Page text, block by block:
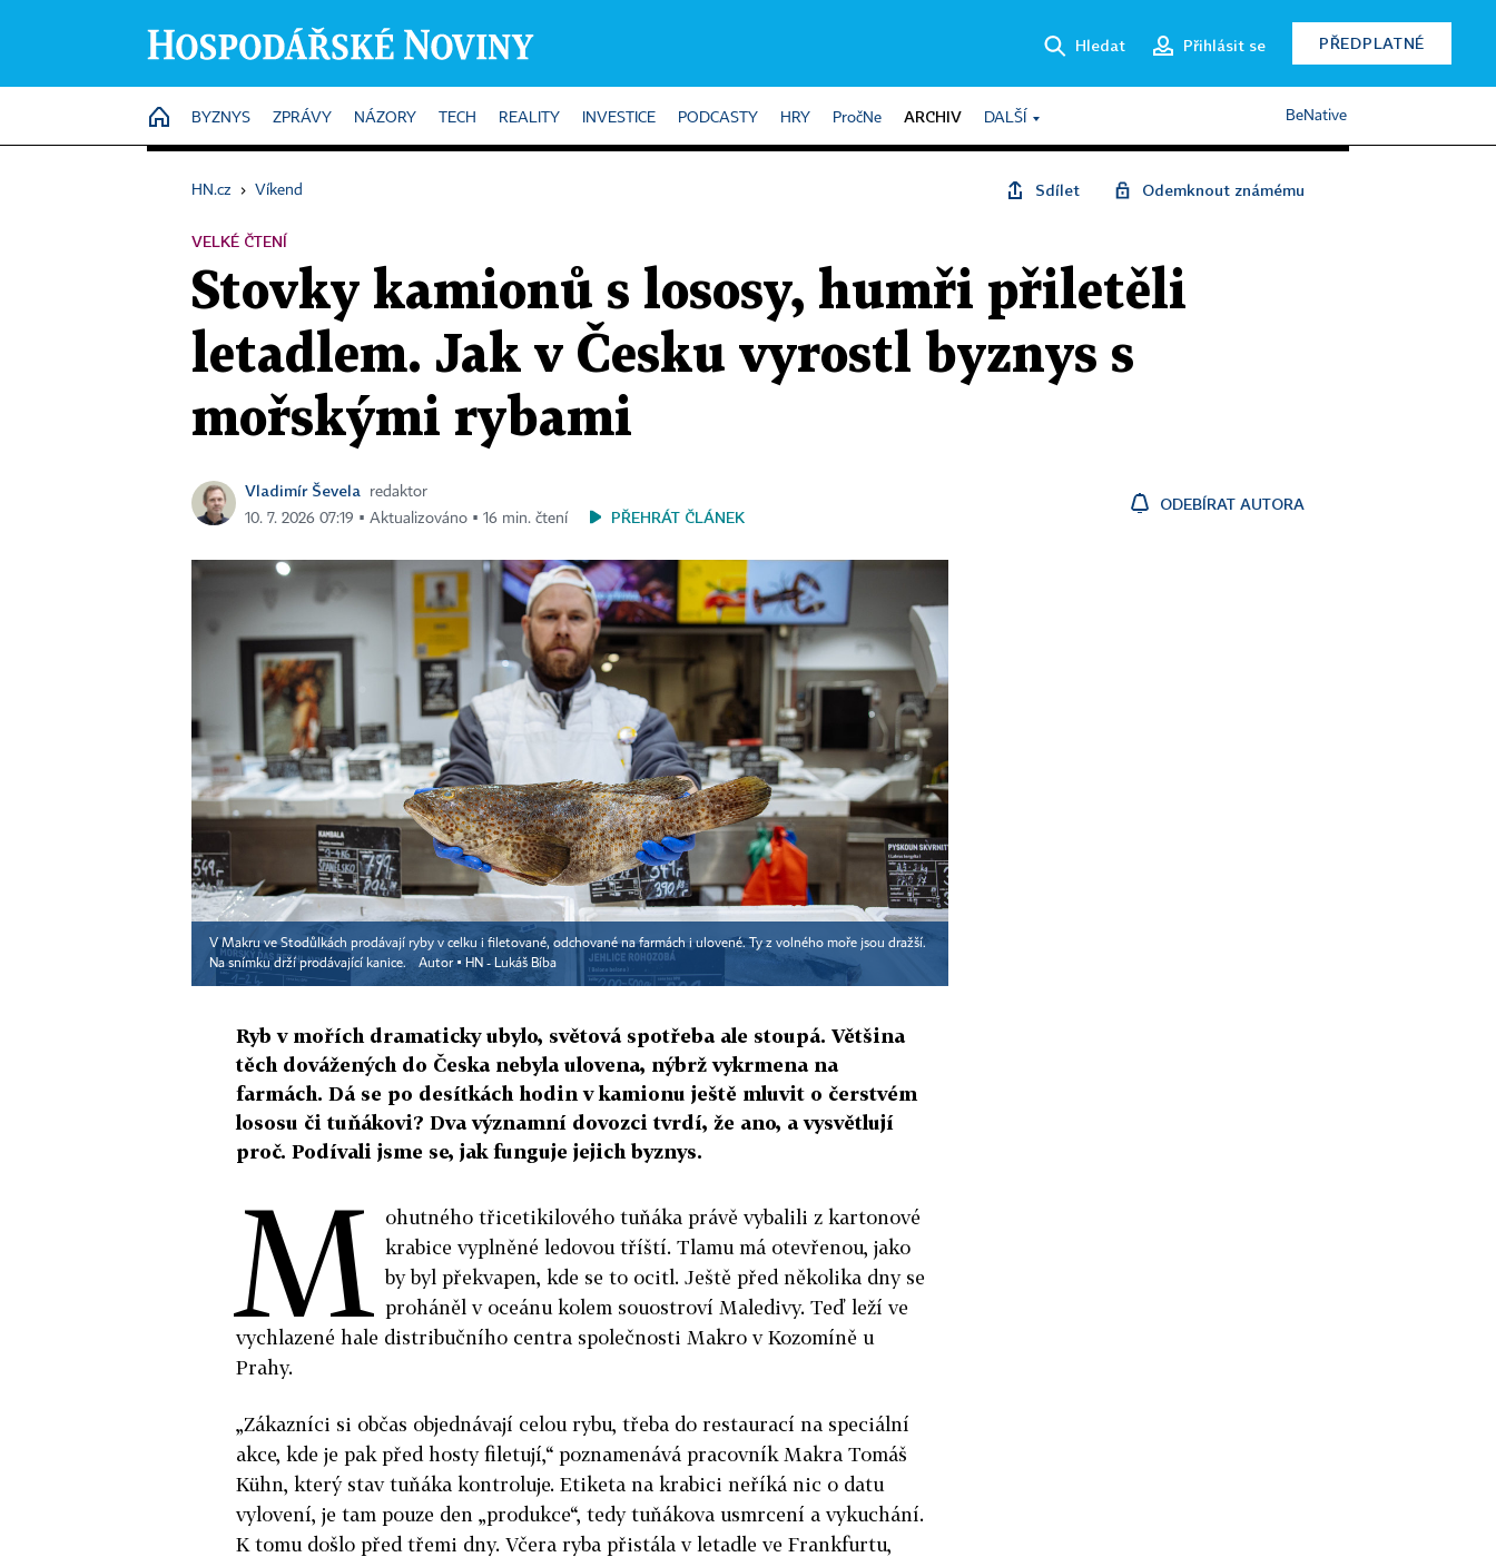
Hledat Přihlásit se PŘEDPLATNÉ
HOME
BYZNYS ZPRÁVY NÁZORY TECH REALITY INVESTICE PODCASTY HRY PročNe ARCHIV DALŠÍ BeNative
HN.cz › Víkend Sdílet Odemknout známému
VELKÉ ČTENÍ
Stovky kamionů s lososy, humři přiletěli
letadlem. Jak v Česku vyrostl byznys s
mořskými rybami
Vladimír Ševela
redaktor
10. 7. 2026 07:19 ▪ Aktualizováno ▪ 16 min. čtení
PŘEHRÁT ČLÁNEK
ODEBÍRAT AUTORA
V Makru ve Stodůlkách prodávají ryby v celku i filetované, odchované na farmách i ulovené. Ty z volného moře jsou dražší.
Na snímku drží prodávající kanice.
Autor ▪ HN - Lukáš Bíba
Ryb v mořích dramaticky ubylo, světová spotřeba ale stoupá. Většina
těch dovážených do Česka nebyla ulovena, nýbrž vykrmena na
farmách. Dá se po desítkách hodin v kamionu ještě mluvit o čerstvém
lososu či tuňákovi? Dva významní dovozci tvrdí, že ano, a vysvětlují
proč. Podívali jsme se, jak funguje jejich byznys.
M ohutného třicetikilového tuňáka právě vybalili z kartonové
krabice vyplněné ledovou tříští. Tlamu má otevřenou, jako
by byl překvapen, kde se to ocitl. Ještě před několika dny se
proháněl v oceánu kolem souostroví Maledivy. Teď leží ve
vychlazené hale distribučního centra společnosti Makro v Kozomíně u
Prahy.
„Zákazníci si občas objednávají celou rybu, třeba do restaurací na speciální
akce, kde je pak před hosty filetují,“ poznamenává pracovník Makra Tomáš
Kühn, který stav tuňáka kontroluje. Etiketa na krabici neříká nic o datu
vylovení, je tam pouze den „produkce“, tedy tuňákova usmrcení a vykuchání.
K tomu došlo před třemi dny. Včera ryba přistála v letadle ve Frankfurtu,